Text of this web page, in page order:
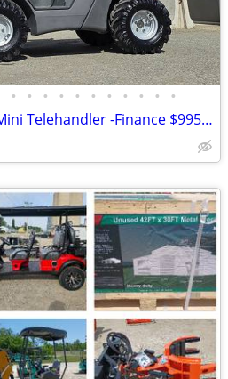
• • • • • • • • • • •
NEW JLG SkyTrak 3013 Mini Telehandler -Finance $995 Per Mo*